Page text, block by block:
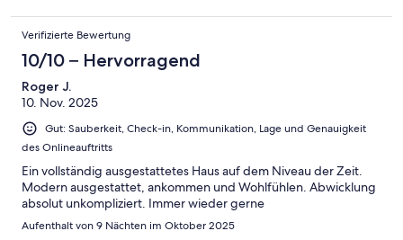
Verifizierte Bewertung
10/10 – Hervorragend
Roger J.
10. Nov. 2025
Gut: Sauberkeit, Check-in, Kommunikation, Lage und Genauigkeit
des Onlineauftritts
Ein vollständig ausgestattetes Haus auf dem Niveau der Zeit.
Modern ausgestattet, ankommen und Wohlfühlen. Abwicklung
absolut unkompliziert. Immer wieder gerne
Aufenthalt von 9 Nächten im Oktober 2025